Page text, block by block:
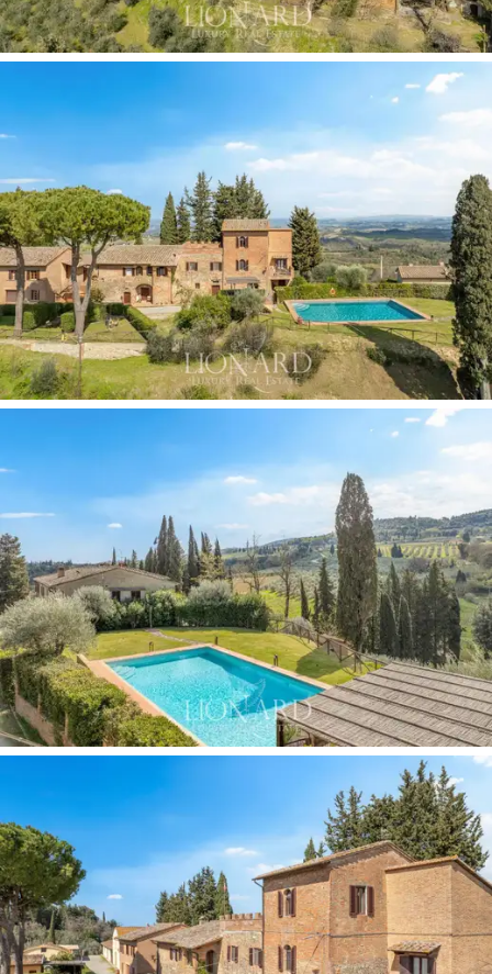
지하 저장고는 매우 귀중한 자산입니다.응회암을
자연적으로 온
도가 조절되며, 새로운 발효조와 양조 설비를 갖춘
저장고와 조화를 이룹니다. 이러한 인프라를 통해
수확부터 발효, 숙성, 병입에 이르기까지 생산 과
정 전체를 외부 시설에 의존하지 않고 관리할 수
있습니다. 현재 이 포도원은 자체적으로 운영되고
있으며, 농업 및 양조 작업에 필요한 차량, 기계, 전
문 장비를 보유하고 있습니다. 또한, 포도원 내에
있는세 개의 개인 호수를용수로 활용하여 연중
생산의 연속성을 보장하는 데 매우 중요한 전략적
자산으로 활용하고 있습니다.
이 있다는 점은 고급 전원 관광 트
렌드에 맞춰 투숙객에게 더욱 특별하고 몰입감 넘
치는 경험을 선사합니다.
외부에는약 6x12미터 크기의 수영장과 넓은 일
광욕 테라스가 있으며, 중세 탑들의 탁 트인 전망
을 감상할 수 있도록 배치되어 있습니다.약 1헥타
르 규모의 개인 정원은본관 건물들을 둘러싸고
있어, 주변 농경지와 저택을 분리하는 잘 가꿔진
아늑한 공간을 만들어냅니다.